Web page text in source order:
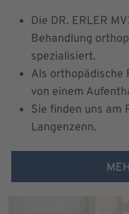
Die DR. ERLER
Behandlung
spezialisiert.
Als orthopädische
von einem
Sie finden uns am
Langenzenn.